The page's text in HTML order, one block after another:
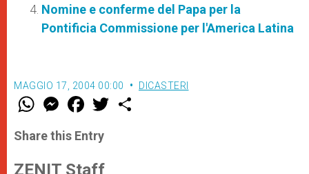
Nomine e conferme del Papa per la
Pontificia Commissione per l'America Latina
MAGGIO 17, 2004 00:00 DICASTERI
W
t
s
p
M
e
s
e
g
F
a
e
b
o
w
Share this Entry
ZENIT Staff